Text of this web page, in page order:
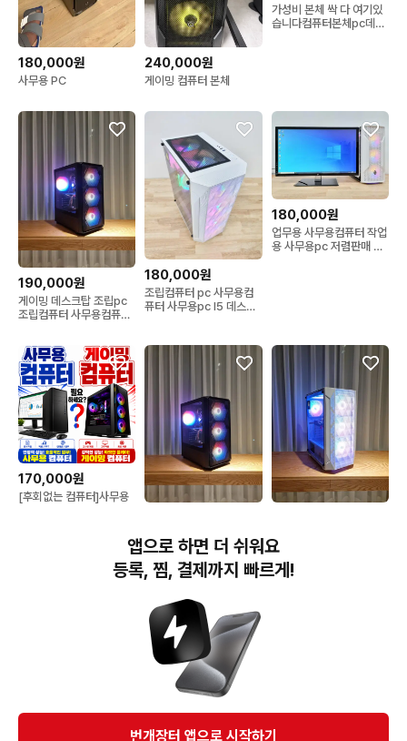
180,000원
사무용 PC
240,000원
게이밍 컴퓨터 본체
가성비 본체 싹 다 여기있
습니다컴퓨터본체pc데스
190,000원
게이밍 데스크탑 조립pc
조립컴퓨터 사무용컴퓨터
180,000원
조립컴퓨터 pc 사무용컴
퓨터 사무용pc I5 데스크
180,000원
업무용 사무용컴퓨터 작업
용 사무용pc 저렴판매 조
170,000원
[후회없는 컴퓨터]사무용
게이밍 데스크탑 조립pc
조립컴퓨터 사무용컴퓨터
사무용pc
천! 사무용pc 중고조립컴
퓨터
번개장터(주) 사업자정보, 이용약관 및 기타 법적고지
번개장터㈜는 통신판매중개자이며, 통신판매의 당사자가 아닙니다. 전자상거래 등에서의
소비자보호에 관한 법률 등 관련 법령 및 번개장터㈜의 약관에 따라 상품, 상품정보, 거래에 관한 책임은
개별 판매자에게 귀속하고, 번개장터㈜는 원칙적으로 회원간 거래에 대하여 책임을 지지 않습니다.
다만, 번개장터㈜가 직접 판매하는 상품에 대한 책임은 번개장터㈜에게 귀속합니다.
앱으로 하면 더 쉬워요
등록, 찜, 결제까지 빠르게!
번개장터 앱으로 시작하기